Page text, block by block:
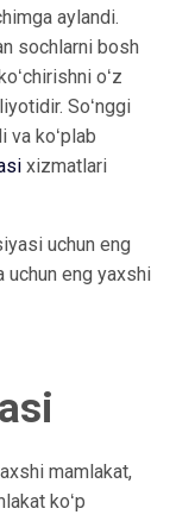
aylandi.
sochlarni bosh
oʻz
Soʻnggi
va koʻplab
xizmatlari
uchun eng
uchun eng yaxshi
mamlakat,
koʻp